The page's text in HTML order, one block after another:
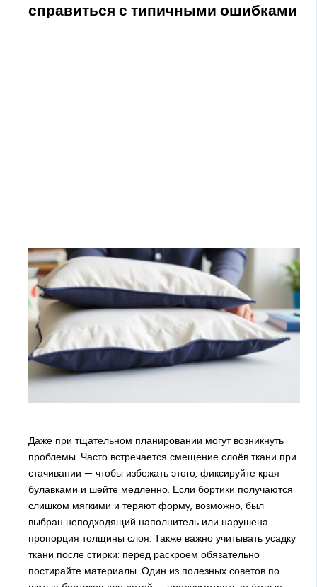
справиться с типичными ошибками
Даже при тщательном планировании могут возникнуть
проблемы. Часто встречается смещение слоёв ткани при
стачивании — чтобы избежать этого, фиксируйте края
булавками и шейте медленно. Если бортики получаются
слишком мягкими и теряют форму, возможно, был
выбран неподходящий наполнитель или нарушена
пропорция толщины слоя. Также важно учитывать усадку
ткани после стирки: перед раскроем обязательно
постирайте материалы. Один из полезных советов по